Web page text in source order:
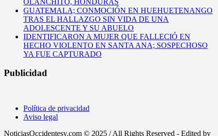
OLANCHITO, HONDURAS
GUATEMALA; CONMOCIÓN EN HUEHUETENANGO
TRAS EL HALLAZGO SIN VIDA DE UNA
ADOLESCENTE Y SU ABUELO
IDENTIFICARON A MUJER QUE FALLECIÓ EN
HECHO VIOLENTO EN SANTA ANA; SOSPECHOSO
YA FUE CAPTURADO
Publicidad
Política de privacidad
Aviso legal
NoticiasOccidentesv.com © 2025 / All Rights Reserved - Edited by